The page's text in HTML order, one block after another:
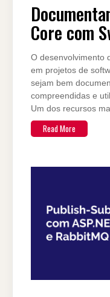
Core com
O desenvolvimento
em projetos de
sejam bem
compreendidas e
Um dos recursos
Read More